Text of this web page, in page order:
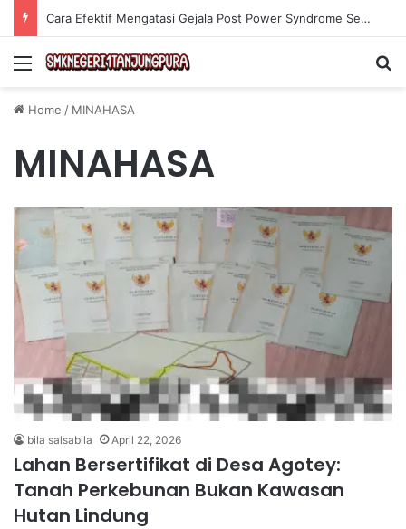
Cara Efektif Mengatasi Gejala Post Power Syndrome Setelah Pensiun Kerja
Menu
Home / MINAHASA
MINAHASA
bila salsabila April 22, 2026
Lahan Bersertifikat di Desa Agotey:
Tanah Perkebunan Bukan Kawasan
Hutan Lindung